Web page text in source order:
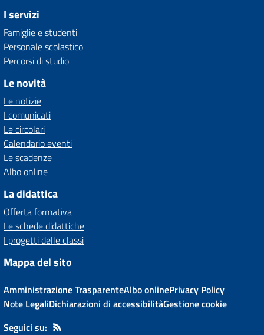
I servizi
Famiglie e studenti
Personale scolastico
Percorsi di studio
Le novità
Le notizie
I comunicati
Le circolari
Calendario eventi
Le scadenze
Albo online
La didattica
Offerta formativa
Le schede didattiche
I progetti delle classi
Mappa del sito
Amministrazione TrasparenteAlbo onlinePrivacy Policy
Note LegaliDichiarazioni di accessibilitàGestione cookie
Seguici su: